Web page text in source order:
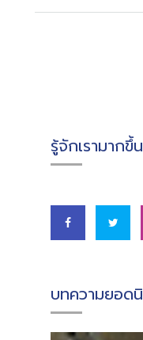
รู้จักเรามากขึ้น
บทความยอด